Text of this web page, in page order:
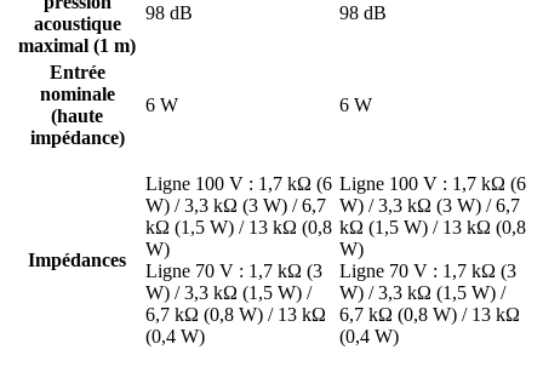
acoustique
maximal (1 m)
98 dB 98 dB
Entrée
nominale
(haute
impédance)
6 W 6 W
Impédances
Ligne 100 V : 1,7 kΩ (6
W) / 3,3 kΩ (3 W) / 6,7
kΩ (1,5 W) / 13 kΩ (0,8
W)
Ligne 70 V : 1,7 kΩ (3
W) / 3,3 kΩ (1,5 W) /
6,7 kΩ (0,8 W) / 13 kΩ
(0,4 W)
Ligne 100 V : 1,7 kΩ (6
W) / 3,3 kΩ (3 W) / 6,7
kΩ (1,5 W) / 13 kΩ (0,8
W)
Ligne 70 V : 1,7 kΩ (3
W) / 3,3 kΩ (1,5 W) /
6,7 kΩ (0,8 W) / 13 kΩ
(0,4 W)